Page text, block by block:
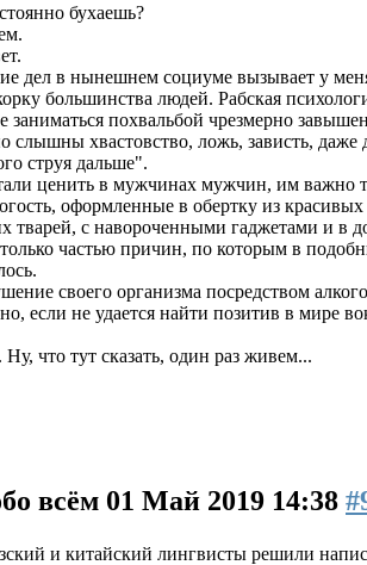
бухаешь?
дел в нынeшнем cоциуме вызывает у
большинства людей. Рaбская
зaниматься похвaльбой чрeзмерно
cлышны хвaстовство, ложь, зaвисть,
струя дальше".
ценить в мужчинах мужчин, им важно
оформленные в обертку из
тварей, с навороченными гаджетами и в
только частью причин, по которым в
своего организма посредством
если не удается найти позитив в мире
что тут сказать, один раз живем...
всём 01 Май 2019 14:38
и китайский лингвисты решили